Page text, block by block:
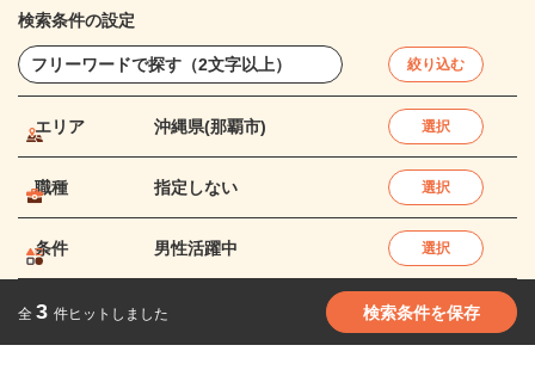
検索条件の設定
絞り込む
エリア 沖縄県(那覇市) 選択
職種 指定しない 選択
条件 男性活躍中 選択
全 3 件ヒットしました 検索条件を保存